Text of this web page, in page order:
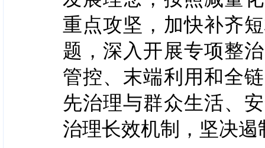
重点攻坚，加快补齐
题，深入开展专项整
管控、末端利用和全
先治理与群众生活、
治理长效机制，坚决